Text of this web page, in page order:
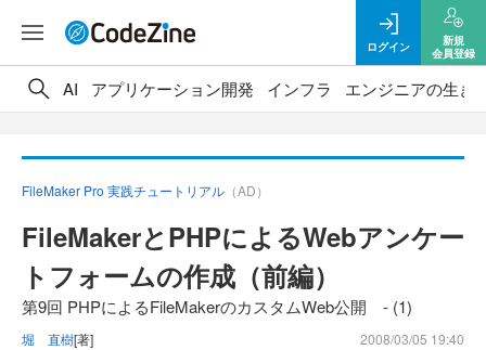
ログイン
新規
会員登録
AI アプリケーション開発 インフラ エンジニアの生き
FileMaker Pro 実践チュートリアル （AD）
FileMakerとPHPによるWebアンケー
トフォームの作成（前編）
第9回 PHPによるFileMakerのカスタムWeb公開 - (1)
堀 直樹[著] 2008/03/05 19:40